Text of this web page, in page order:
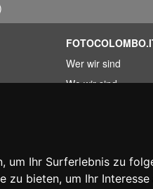
um Ihr Surferlebnis zu
zu bieten, um Ihr
Wer wir sind
Wo wir sind